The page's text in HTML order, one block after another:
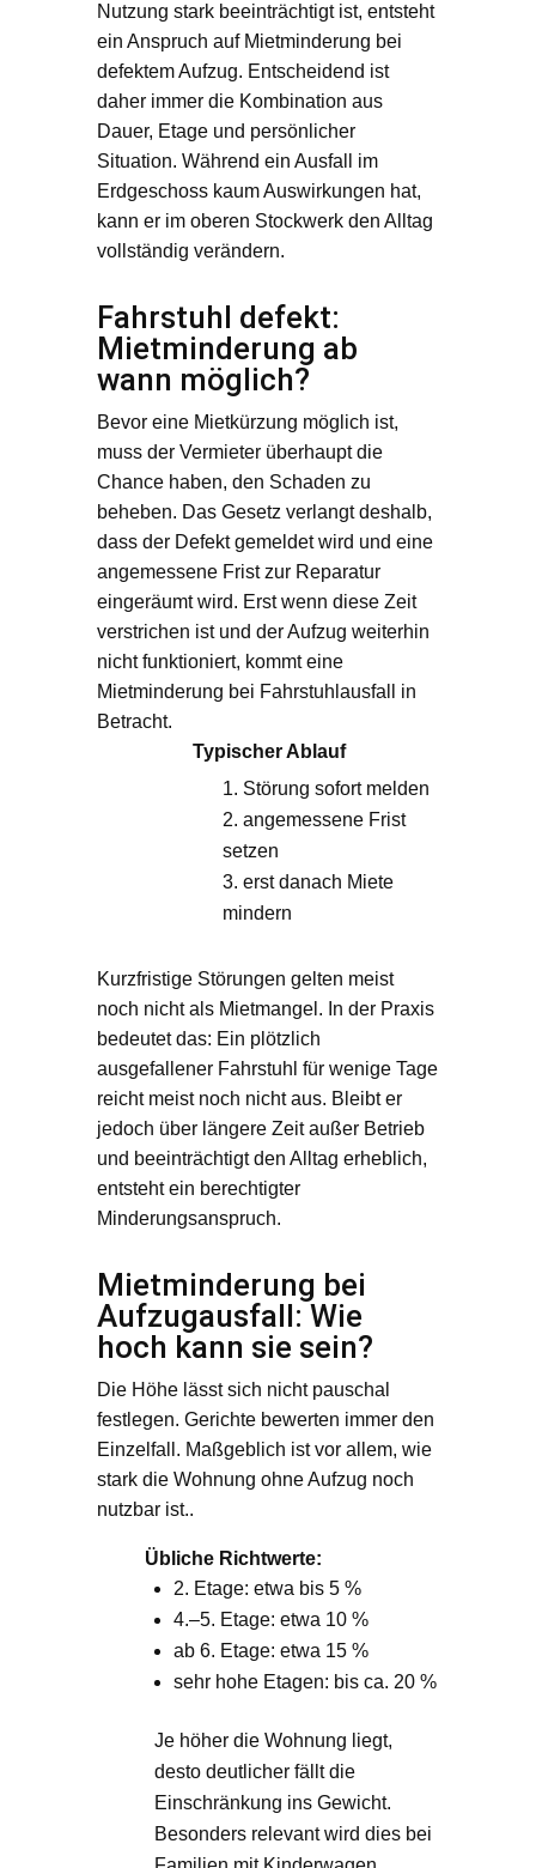
Nutzung stark beeinträchtigt ist, entsteht
ein Anspruch auf Mietminderung bei
defektem Aufzug. Entscheidend ist
daher immer die Kombination aus
Dauer, Etage und persönlicher
Situation. Während ein Ausfall im
Erdgeschoss kaum Auswirkungen hat,
kann er im oberen Stockwerk den Alltag
vollständig verändern.
Fahrstuhl defekt:
Mietminderung ab
wann möglich?
Bevor eine Mietkürzung möglich ist,
muss der Vermieter überhaupt die
Chance haben, den Schaden zu
beheben. Das Gesetz verlangt deshalb,
dass der Defekt gemeldet wird und eine
angemessene Frist zur Reparatur
eingeräumt wird. Erst wenn diese Zeit
verstrichen ist und der Aufzug weiterhin
nicht funktioniert, kommt eine
Mietminderung bei Fahrstuhlausfall in
Betracht.
Typischer Ablauf
Störung sofort melden
angemessene Frist
setzen
erst danach Miete
mindern
Kurzfristige Störungen gelten meist
noch nicht als Mietmangel. In der Praxis
bedeutet das: Ein plötzlich
ausgefallener Fahrstuhl für wenige Tage
reicht meist noch nicht aus. Bleibt er
jedoch über längere Zeit außer Betrieb
und beeinträchtigt den Alltag erheblich,
entsteht ein berechtigter
Minderungsanspruch.
Mietminderung bei
Aufzugausfall: Wie
hoch kann sie sein?
Die Höhe lässt sich nicht pauschal
festlegen. Gerichte bewerten immer den
Einzelfall. Maßgeblich ist vor allem, wie
stark die Wohnung ohne Aufzug noch
nutzbar ist..
Übliche Richtwerte:
2. Etage: etwa bis 5 %
4.–5. Etage: etwa 10 %
ab 6. Etage: etwa 15 %
sehr hohe Etagen: bis ca. 20 %
Je höher die Wohnung liegt,
desto deutlicher fällt die
Einschränkung ins Gewicht.
Besonders relevant wird dies bei